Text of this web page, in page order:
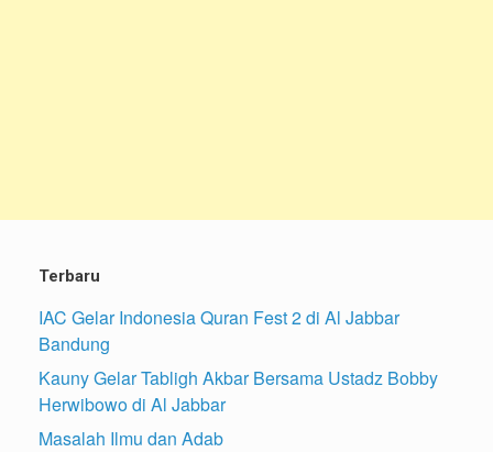
Terbaru
IAC Gelar Indonesia Quran Fest 2 di Al Jabbar
Bandung
Kauny Gelar Tabligh Akbar Bersama Ustadz Bobby
Herwibowo di Al Jabbar
Masalah Ilmu dan Adab